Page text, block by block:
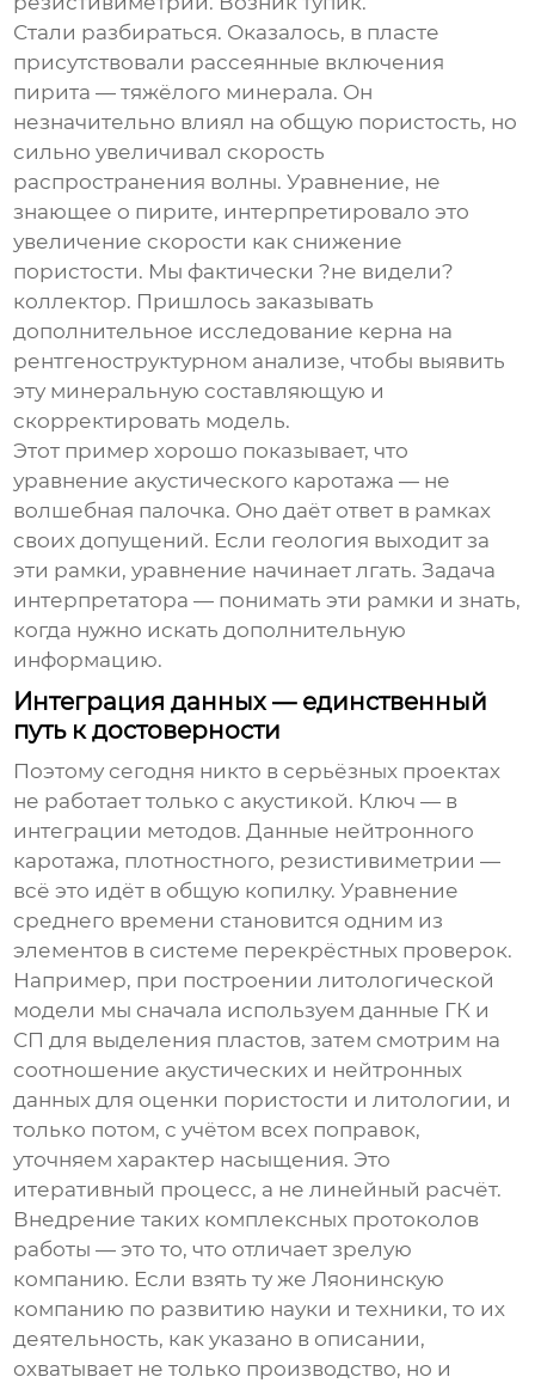
Стали разбираться. Оказалось, в пласте
присутствовали рассеянные включения
пирита — тяжёлого минерала. Он
незначительно влиял на общую пористость, но
сильно увеличивал скорость
распространения волны. Уравнение, не
знающее о пирите, интерпретировало это
увеличение скорости как снижение
пористости. Мы фактически ?не видели?
коллектор. Пришлось заказывать
дополнительное исследование керна на
рентгеноструктурном анализе, чтобы выявить
эту минеральную составляющую и
скорректировать модель.
Этот пример хорошо показывает, что
уравнение акустического каротажа — не
волшебная палочка. Оно даёт ответ в рамках
своих допущений. Если геология выходит за
эти рамки, уравнение начинает лгать. Задача
интерпретатора — понимать эти рамки и знать,
когда нужно искать дополнительную
информацию.
Интеграция данных — единственный
путь к достоверности
Поэтому сегодня никто в серьёзных проектах
не работает только с акустикой. Ключ — в
интеграции методов. Данные нейтронного
каротажа, плотностного, резистивиметрии —
всё это идёт в общую копилку. Уравнение
среднего времени становится одним из
элементов в системе перекрёстных проверок.
Например, при построении литологической
модели мы сначала используем данные ГК и
СП для выделения пластов, затем смотрим на
соотношение акустических и нейтронных
данных для оценки пористости и литологии, и
только потом, с учётом всех поправок,
уточняем характер насыщения. Это
итеративный процесс, а не линейный расчёт.
Внедрение таких комплексных протоколов
работы — это то, что отличает зрелую
компанию. Если взять ту жеЛяонинскую
компанию по развитию науки и техники, то их
деятельность, как указано в описании,
охватывает не только производство, но и